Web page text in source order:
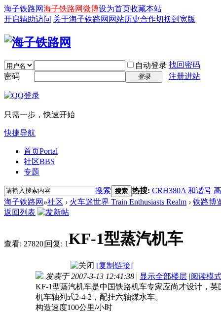
海子铁路网海子铁路网微博设为首页收藏本站
开启辅助访问 关于海子铁路网 网站历史合作切换到宽版
自动登录 找回密码
密码
登录 注册进站
只需一步，快速开始
快捷导航
首页Portal
社区BBS
专题
搜索 搜索 热搜: CRH380A 和谐号
海子铁路网 »社区 › 火车迷世界 Train Enthusiasts Realm › 铁路博
返回列表
查看: 27820|回复: 1KF-1型蒸汽机车
[复制链接]
发表于 2007-3-13 12:41:38 | 显示全部楼层 |阅读模
KF-1型蒸汽机车是中国铁路机车专家应尚才设计，
机车轴列式2-4-2，配挂六轴煤水车。
构造速度100公里/小时